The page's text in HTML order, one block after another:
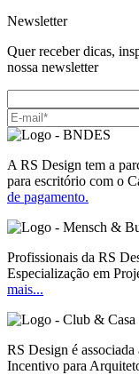
Newsletter
Quer receber dicas,
nossa newsletter
A RS Design tem a
para escritório com o
de pagamento.
Profissionais da RS
Especialização em
mais...
RS Design é
Incentivo para